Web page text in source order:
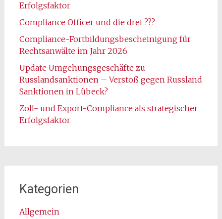
Erfolgsfaktor
Compliance Officer und die drei ???
Compliance-Fortbildungsbescheinigung für
Rechtsanwälte im Jahr 2026
Update Umgehungsgeschäfte zu
Russlandsanktionen – Verstoß gegen Russland
Sanktionen in Lübeck?
Zoll- und Export-Compliance als strategischer
Erfolgsfaktor
Kategorien
Allgemein